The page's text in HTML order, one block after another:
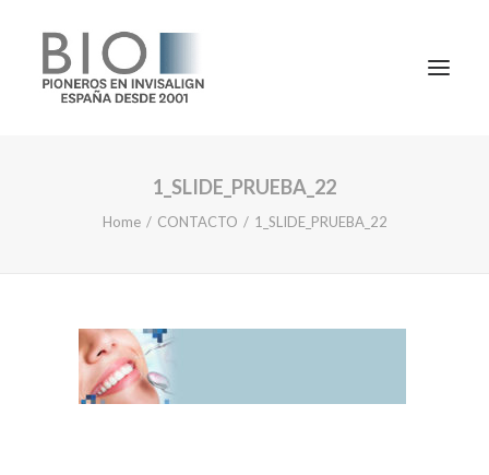
TRATAMIENTOS
DOCTORES
LA CLÍNICA
CONTACTO
1ª CONSULTA GRATIS
1_SLIDE_PRUEBA_22
Home CONTACTO 1_SLIDE_PRUEBA_22